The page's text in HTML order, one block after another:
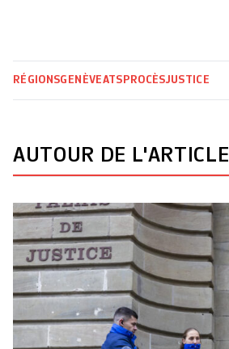
RÉGIONSGENÈVEATS PROCÈSJUSTICE
AUTOUR DE L'ARTICLE